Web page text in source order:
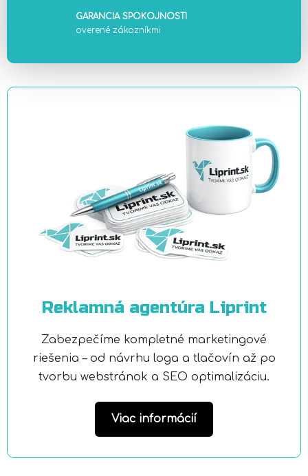
GARANCIA SPOKOJNOSTI
overené zákazníkmi
Reklamná agentúra Liprint
Zabezpečíme kompletné marketingové
riešenia – od návrhu loga a tlačovín až po
tvorbu webstránok a SEO optimalizáciu.
Viac informácií